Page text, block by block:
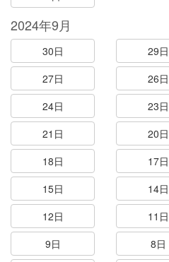
2024年9月
30日 29日
27日
26日
24日
23日
21日
20日
18日
17日
15日
14日
12日
11日
9日
8日